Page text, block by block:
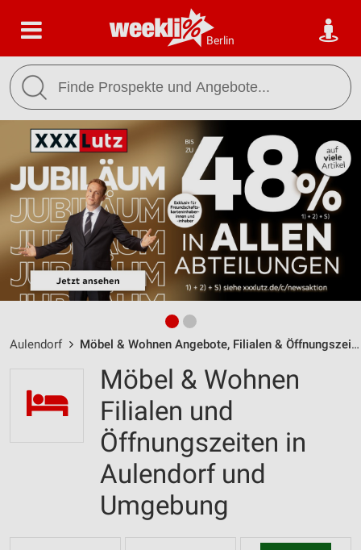
Berlin
Aulendorf Möbel & Wohnen Angebote, Filialen & Öffnungszeiten
Möbel & Wohnen
Filialen und
Öffnungszeiten in
Aulendorf und
Umgebung